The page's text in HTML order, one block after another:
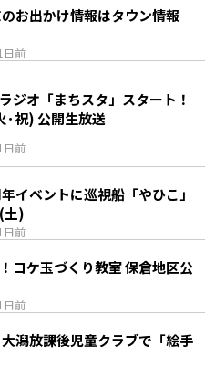
日前
のお出かけ情報はタウン情報
日前
ジオ「まちスタ」スタート！
･祝) 公開生放送
日前
イベントに巡視船「やひこ」
(土)
日前
コケ玉づくり教室 保倉地区公
潟放課後児童クラブで「絵手